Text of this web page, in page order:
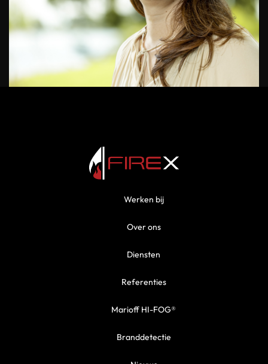
Werken bij
Over ons
Diensten
Referenties
Marioff HI-FOG®
Branddetectie